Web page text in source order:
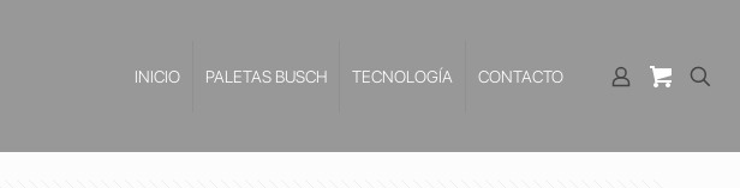
INICIO PALETAS BUSCH TECNOLOGÍA CONTACTO